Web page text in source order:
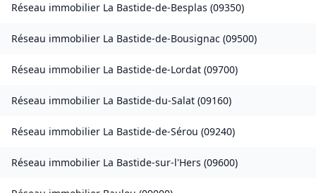
Réseau immobilier La Bastide-de-Besplas (09350)
Réseau immobilier La Bastide-de-Bousignac (09500)
Réseau immobilier La Bastide-de-Lordat (09700)
Réseau immobilier La Bastide-du-Salat (09160)
Réseau immobilier La Bastide-de-Sérou (09240)
Réseau immobilier La Bastide-sur-l'Hers (09600)